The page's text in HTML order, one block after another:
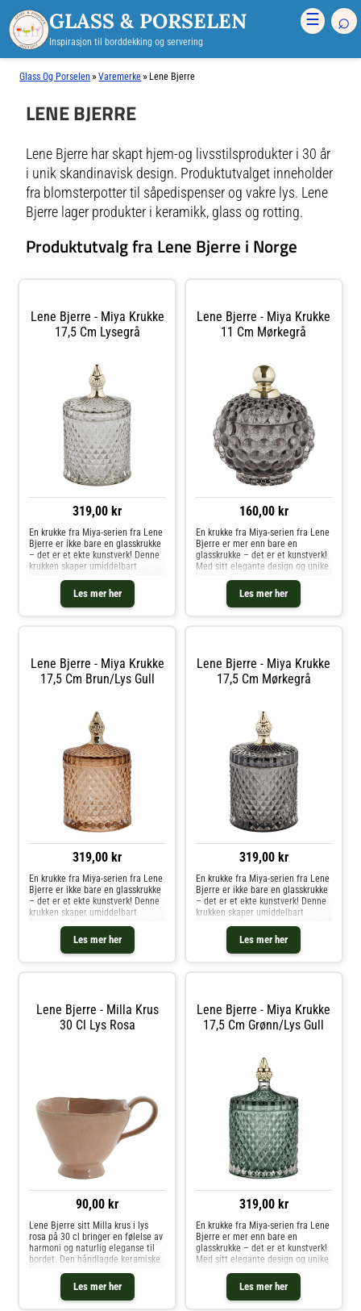
GLASS & PORSELEN
Inspirasjon til borddekking og servering
☰ ⌕
Glass Og Porselen »Varemerke » Lene Bjerre
LENE BJERRE
Lene Bjerre har skapt hjem-og livsstilsprodukter i 30 år
i unik skandinavisk design. Produktutvalget inneholder
fra blomsterpotter til såpedispenser og vakre lys. Lene
Bjerre lager produkter i keramikk, glass og rotting.
Produktutvalg fra Lene Bjerre i Norge
Lene Bjerre - Miya Krukke
17,5 Cm Lysegrå
319,00 kr
Les mer her
En krukke fra Miya-serien fra Lene
Bjerre er ikke bare en glasskrukke
– det er et ekte kunstverk! Denne
krukken skaper umiddelbart
sitt elegante design og unike
glassmønstre. Den er ikke bare et
dekorativt element, men ogs
Lene Bjerre - Miya Krukke
11 Cm Mørkegrå
160,00 kr
Les mer her
En krukke fra Miya-serien fra Lene
Bjerre er mer enn bare en
glasskrukke – det er et kunstverk!
Med sitt elegante design og unike
umiddelbart oppmerksomhet i
ethvert hjem. Denne krukken er
ikke bare vakker, men også pr
Lene Bjerre - Miya Krukke
17,5 Cm Brun/lys Gull
319,00 kr
Les mer her
En krukke fra Miya-serien fra Lene
Bjerre er ikke bare en glasskrukke
– det er et ekte kunstverk! Denne
krukken skaper umiddelbart
oppmerksomhet i hjemmet med
sitt elegante design og unike
glassmønstre. Den er ikke bare et
dekorativt element, men ogs
Lene Bjerre - Miya Krukke
17,5 Cm Mørkegrå
319,00 kr
Les mer her
En krukke fra Miya-serien fra Lene
Bjerre er ikke bare en glasskrukke
– det er et ekte kunstverk! Denne
krukken skaper umiddelbart
oppmerksomhet i hjemmet med
sitt elegante design og unike
glassmønstre. Den er ikke bare et
dekorativt element, men ogs
Lene Bjerre - Milla Krus
30 Cl Lys Rosa
90,00 kr
Les mer her
Lene Bjerre sitt Milla krus i lys
rosa på 30 cl bringer en følelse av
harmoni og naturlig eleganse til
bordet. Den håndlagde keramiske
konstruksjonen, kombinert med
den vakre reaktive glasuren, gir
hvert krus en unik finish og et
autentisk uttrykk. M
Lene Bjerre - Miya Krukke
17,5 Cm Grønn/lys Gull
319,00 kr
Les mer her
En krukke fra Miya-serien fra Lene
Bjerre er mer enn bare en
glasskrukke – det er et kunstverk!
Med sitt elegante design og unike
glassmønstre tiltrekker den seg
umiddelbart oppmerksomhet i
ethvert hjem. Denne krukken er
ikke bare vakker, men også pr